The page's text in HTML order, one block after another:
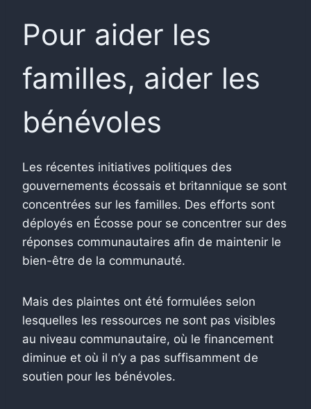
Pour aider les
familles, aider les
bénévoles
Les récentes initiatives politiques des
gouvernements écossais et britannique se sont
concentrées sur les familles. Des efforts sont
déployés en Écosse pour se concentrer sur des
réponses communautaires afin de maintenir le
bien-être de la communauté.
Mais des plaintes ont été formulées selon
lesquelles les ressources ne sont pas visibles
au niveau communautaire, où le financement
diminue et où il n’y a pas suffisamment de
soutien pour les bénévoles.